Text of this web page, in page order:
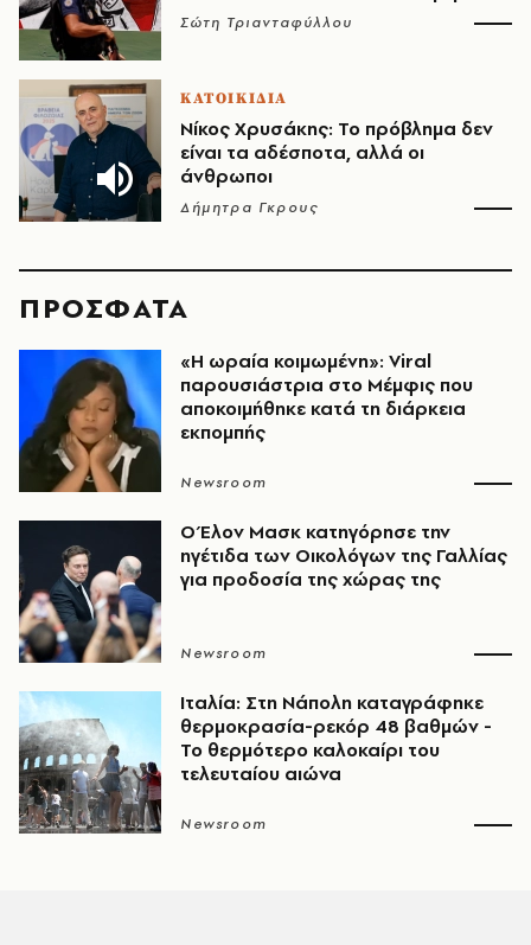
Σώτη Τριανταφύλλου
ΚΑΤΟΙΚΙΔΙΑ
Νίκος Χρυσάκης: Το πρόβλημα δεν
είναι τα αδέσποτα, αλλά οι
άνθρωποι
Δήμητρα Γκρους
ΠΡΟΣΦΑΤΑ
«H ωραία κοιμωμένη»: Viral
παρουσιάστρια στο Μέμφις που
αποκοιμήθηκε κατά τη διάρκεια
εκπομπής
Newsroom
Ο Έλον Μασκ κατηγόρησε την
ηγέτιδα των Οικολόγων της Γαλλίας
για προδοσία της χώρας της
Newsroom
Ιταλία: Στη Νάπολη καταγράφηκε
θερμοκρασία-ρεκόρ 48 βαθμών -
To θερμότερο καλοκαίρι του
τελευταίου αιώνα
Newsroom